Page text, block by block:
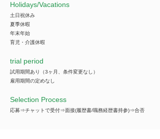
​Holidays/Vacations
土日祝休み
夏季休暇
年末年始
育児・介護休暇
trial period
試用期間あり（3ヶ月、条件変更なし）
雇用期間の定めなし
Selection Process
応募⇒チャットで受付⇒面接(履歴書/職務経歴書持参)⇒合否